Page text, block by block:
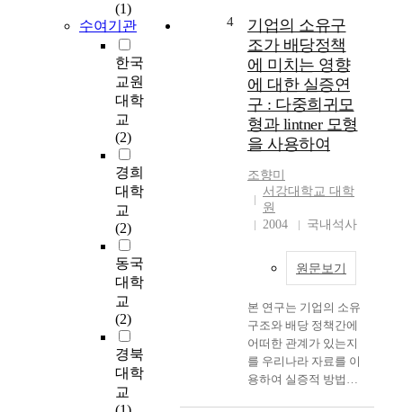
(1)
수여기관
한국
교원
대학
교
(2)
경희
대학
교
(2)
동국
대학
교
(2)
경북
대학
교
investigated and
analyzed. The
comparative
investigation was
made on the first grade
students at a Middle
school in Youngchon
city. The author
problem sheet which
includes several
questions about basic
concepts on properties
of light such as
reflection, refraction,
paths of light in
convex and concave
lens, and total internal
reflection.
Experimental set are
composed of a laser
4
기업의 소유구
조가 배당정책
에 미치는 영향
에 대한 실증연
구 : 다중희귀모
형과 lintner 모형
을 사용하여
조향미
서강대학교 대학
원
2004
국내석사
원문보기
본 연구는 기업의 소유
구조와 배당 정책간에
어떠한 관계가 있는지
를 우리나라 자료를 이
용하여 실증적 방법으